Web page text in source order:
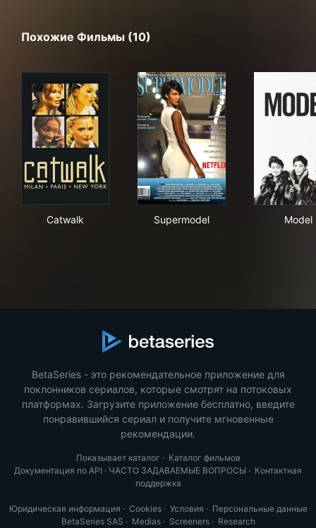
Похожие Фильмы (10)
Catwalk Supermodel Model
BetaSeries - это рекомендательное приложение для
поклонников сериалов, которые смотрят на потоковых
платформах. Загрузите приложение бесплатно, введите
понравившийся сериал и получите мгновенные
рекомендации.
Показывает каталог · Каталог фильмов
Документация по API · ЧАСТО ЗАДАВАЕМЫЕ ВОПРОСЫ · Контактная
поддержка
Юридическая информация · Cookies· Условия · Персональные данные
BetaSeries SAS · Medias· Screeners· Research